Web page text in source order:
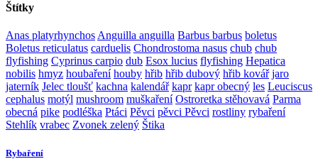
Štítky
Anas platyrhynchos Anguilla anguilla Barbus barbus boletus
Boletus reticulatus carduelis Chondrostoma nasus chub chub
flyfishing Cyprinus carpio dub Esox lucius flyfishing Hepatica
nobilis hmyz houbaření houby hřib hřib dubový hřib kovář jaro
jaterník Jelec tloušť kachna kalendář kapr kapr obecný les Leuciscus
cephalus motýl mushroom muškaření Ostroretka stěhovavá Parma
obecná pike podléška Ptáci Pěvci pěvci Pěvci rostliny rybaření
Stehlík vrabec Zvonek zelený Štika
Rybaření